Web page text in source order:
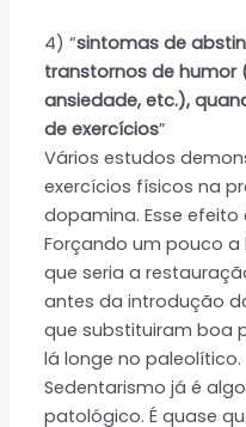
4) “sintomas de
transtornos de humor
ansiedade, etc.),
de exercícios”
Vários estudos
exercícios físicos na
dopamina. Esse
Forçando um pouco
que seria a
antes da introdução
que substituiram boa
lá longe no paleolítico.
Sedentarismo já é
patológico. É quase